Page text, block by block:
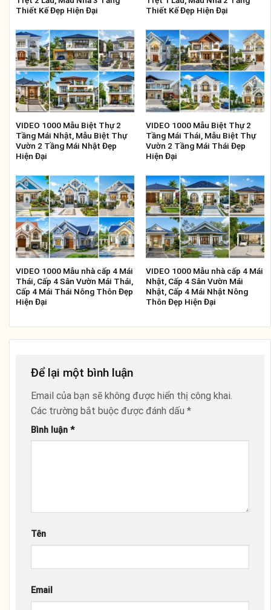
Thiết Kế Đẹp Hiện Đại
Thiết Kế Đẹp Hiện Đại
VIDEO 1000 Mẫu Biệt Thự 2
Tầng Mái Nhật, Mẫu Biệt Thự
Vườn 2 Tầng Mái Nhật Đẹp
Hiện Đại
VIDEO 1000 Mẫu Biệt Thự 2
Tầng Mái Thái, Mẫu Biệt Thự
Vườn 2 Tầng Mái Thái Đẹp
Hiện Đại
VIDEO 1000 Mẫu nhà cấp 4 Mái
Thái, Cấp 4 Sân Vườn Mái Thái,
Cấp 4 Mái Thái Nông Thôn Đẹp
Hiện Đại
VIDEO 1000 Mẫu nhà cấp 4 Mái
Nhật, Cấp 4 Sân Vườn Mái
Nhật, Cấp 4 Mái Nhật Nông
Thôn Đẹp Hiện Đại
Để lại một bình luận
Email của bạn sẽ không được hiển thị công khai.
Các trường bắt buộc được đánh dấu *
Bình luận *
Tên
Email